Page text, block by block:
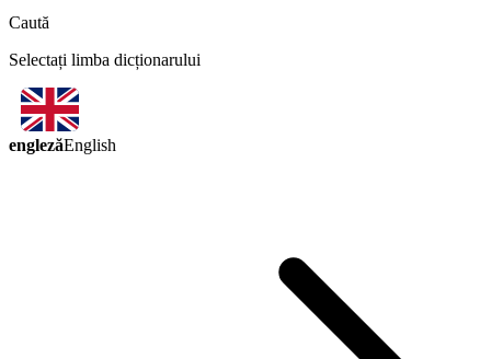
Caută
Selectați limba dicționarului
englezăEnglish